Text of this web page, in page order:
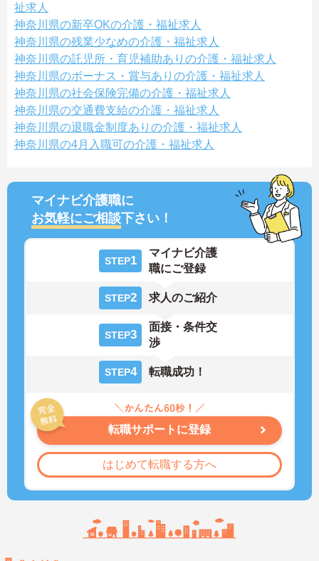
祉求人
神奈川県の新卒OKの介護・福祉求人
神奈川県の残業少なめの介護・福祉求人
神奈川県の託児所・育児補助ありの介護・福祉求人
神奈川県のボーナス・賞与ありの介護・福祉求人
神奈川県の社会保険完備の介護・福祉求人
神奈川県の交通費支給の介護・福祉求人
神奈川県の退職金制度ありの介護・福祉求人
神奈川県の4月入職可の介護・福祉求人
マイナビ介護職に
お気軽にご相談下さい！
STEP1
マイナビ介護
職にご登録
STEP2 求人のご紹介
STEP3
面接・条件交
渉
STEP4 転職成功！
転職サポートに登録
はじめて転職する方へ